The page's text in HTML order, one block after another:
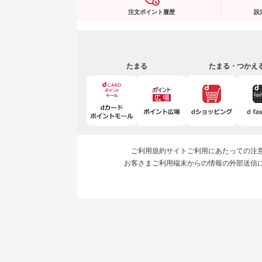
注文ポイント履歴 設
たまる たまる・つかえ
ご利用規約サイトご利用にあたっての注
お客さまご利用端末からの情報の外部送信